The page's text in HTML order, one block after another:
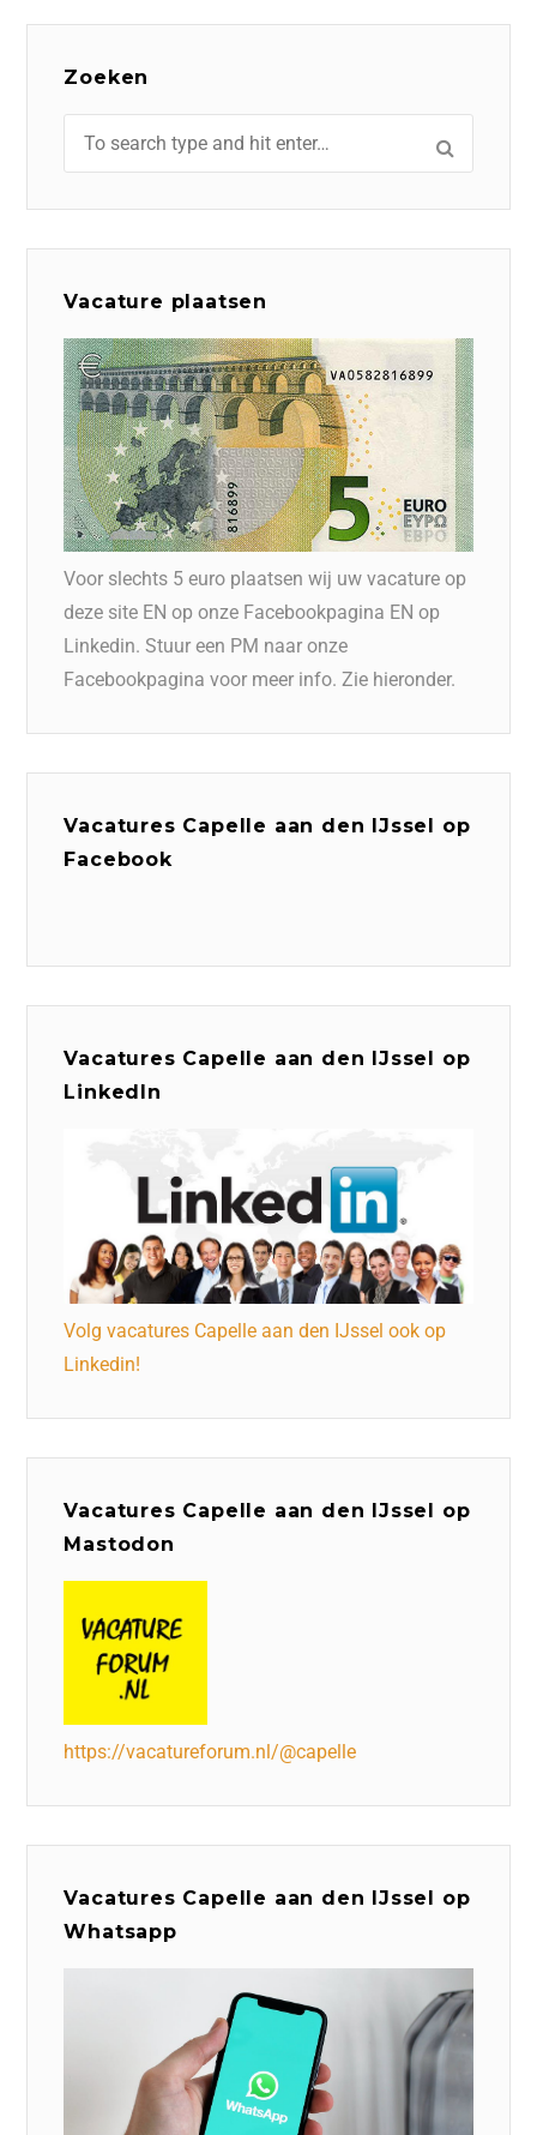
Zoeken
Vacature plaatsen
Voor slechts 5 euro plaatsen wij uw vacature op
deze site EN op onze Facebookpagina EN op
Linkedin. Stuur een PM naar onze
Facebookpagina voor meer info. Zie hieronder.
Vacatures Capelle aan den IJssel op
Facebook
Vacatures Capelle aan den IJssel op
LinkedIn
Volg vacatures Capelle aan den IJssel ook op
Linkedin!
Vacatures Capelle aan den IJssel op
Mastodon
https://vacatureforum.nl/@capelle
Vacatures Capelle aan den IJssel op
Whatsapp